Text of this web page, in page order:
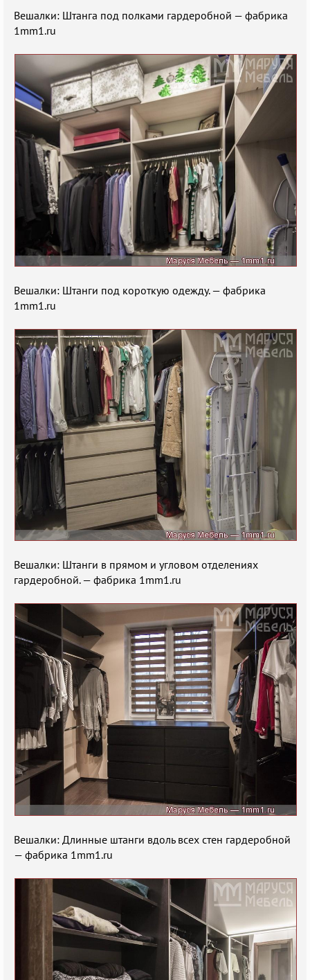
Вешалки: Штанга под полками гардеробной — фабрика
1mm1.ru
Вешалки: Штанги под короткую одежду. — фабрика
1mm1.ru
Вешалки: Штанги в прямом и угловом отделениях
гардеробной. — фабрика 1mm1.ru
Вешалки: Длинные штанги вдоль всех стен гардеробной
— фабрика 1mm1.ru